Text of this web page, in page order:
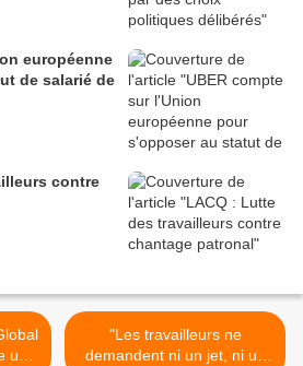
européenne
de salarié de
contre
une
"Les travailleurs ne
demandent ni un jet, ni un